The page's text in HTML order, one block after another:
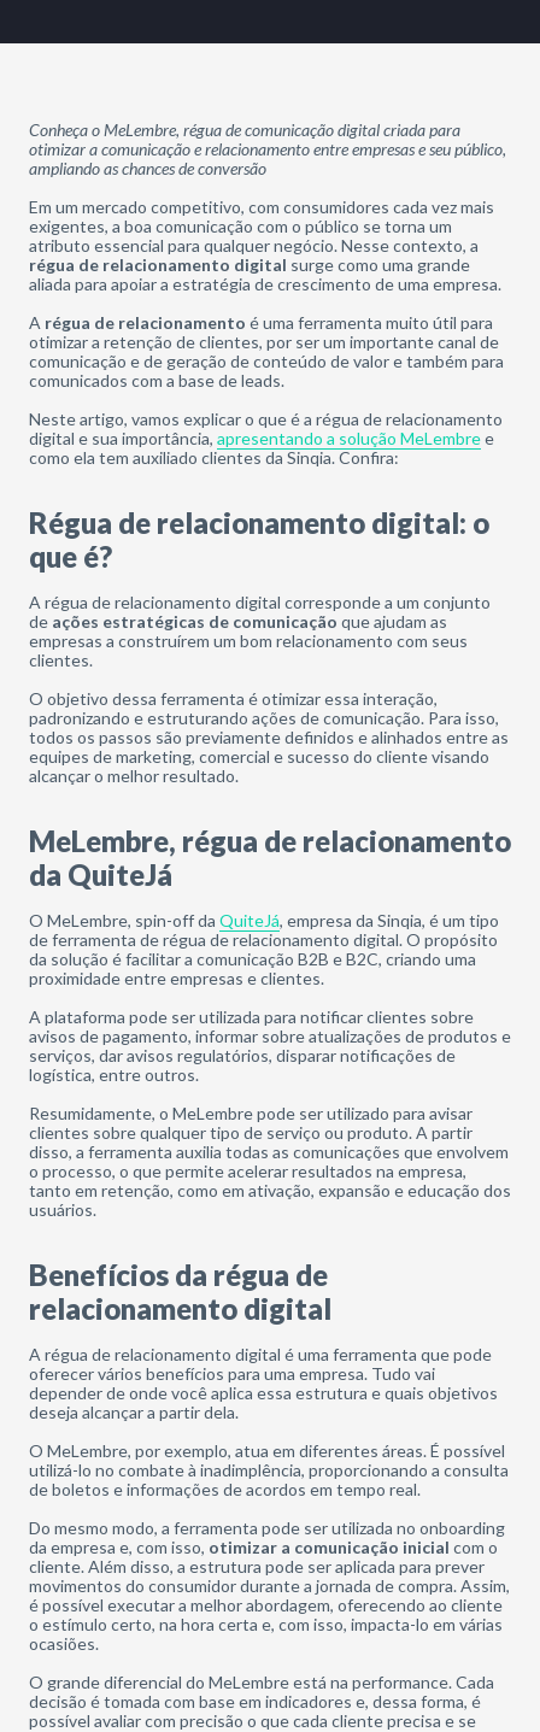
Conheça o MeLembre, régua de comunicação digital criada para
otimizar a comunicação e relacionamento entre empresas e seu público,
ampliando as chances de conversão
Em um mercado competitivo, com consumidores cada vez mais
exigentes, a boa comunicação com o público se torna um
atributo essencial para qualquer negócio. Nesse contexto, a
régua de relacionamento digital surge como uma grande
aliada para apoiar a estratégia de crescimento de uma empresa.
A régua de relacionamento é uma ferramenta muito útil para
otimizar a retenção de clientes, por ser um importante canal de
comunicação e de geração de conteúdo de valor e também para
comunicados com a base de leads.
Neste artigo, vamos explicar o que é a régua de relacionamento
digital e sua importância, apresentando a solução MeLembree
como ela tem auxiliado clientes da Sinqia. Confira:
Régua de relacionamento digital: o
que é?
A régua de relacionamento digital corresponde a um conjunto
de ações estratégicas de comunicação que ajudam as
empresas a construírem um bom relacionamento com seus
clientes.
O objetivo dessa ferramenta é otimizar essa interação,
padronizando e estruturando ações de comunicação. Para isso,
todos os passos são previamente definidos e alinhados entre as
equipes de marketing, comercial e sucesso do cliente visando
alcançar o melhor resultado.
MeLembre, régua de relacionamento
da QuiteJá
O MeLembre, spin-off da QuiteJá, empresa da Sinqia, é um tipo
de ferramenta de régua de relacionamento digital. O propósito
da solução é facilitar a comunicação B2B e B2C, criando uma
proximidade entre empresas e clientes.
A plataforma pode ser utilizada para notificar clientes sobre
avisos de pagamento, informar sobre atualizações de produtos e
serviços, dar avisos regulatórios, disparar notificações de
logística, entre outros.
Resumidamente, o MeLembre pode ser utilizado para avisar
clientes sobre qualquer tipo de serviço ou produto. A partir
disso, a ferramenta auxilia todas as comunicações que envolvem
o processo, o que permite acelerar resultados na empresa,
tanto em retenção, como em ativação, expansão e educação dos
usuários.
Benefícios da régua de
relacionamento digital
A régua de relacionamento digital é uma ferramenta que pode
oferecer vários benefícios para uma empresa. Tudo vai
depender de onde você aplica essa estrutura e quais objetivos
deseja alcançar a partir dela.
O MeLembre, por exemplo, atua em diferentes áreas. É possível
utilizá-lo no combate à inadimplência, proporcionando a consulta
de boletos e informações de acordos em tempo real.
Do mesmo modo, a ferramenta pode ser utilizada no onboarding
da empresa e, com isso, otimizar a comunicação inicial com o
cliente. Além disso, a estrutura pode ser aplicada para prever
movimentos do consumidor durante a jornada de compra. Assim,
é possível executar a melhor abordagem, oferecendo ao cliente
o estímulo certo, na hora certa e, com isso, impacta-lo em várias
ocasiões.
O grande diferencial do MeLembre está na performance. Cada
decisão é tomada com base em indicadores e, dessa forma, é
possível avaliar com precisão o que cada cliente precisa e se